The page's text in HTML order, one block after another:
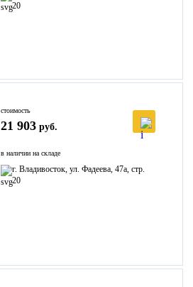
20
стоимость
21 903 руб.
в наличии на складе
г. Владивосток, ул. Фадеева, 47а, стр.
20